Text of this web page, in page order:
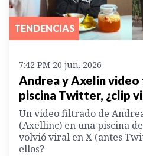
TENDENCIAS
7:42 PM 20 jun. 2026
Andrea y Axelin
piscina Twitter, ¿clip
Un video filtrado de
(Axellinc) en una piscina
volvió viral en X (antes
ellos?